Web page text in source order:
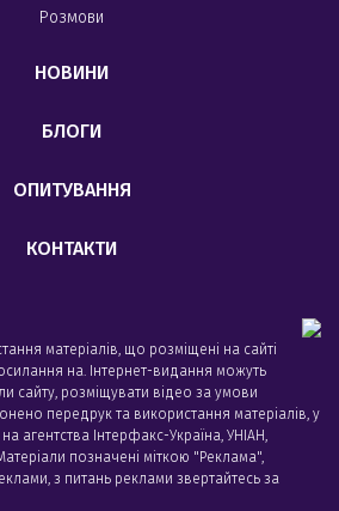
Розмови
НОВИНИ
БЛОГИ
ОПИТУВАННЯ
КОНТАКТИ
матеріалів, що розміщені на сайті
на. Інтернет-видання можуть
сайту, розміщувати відео за умови
передрук та використання матеріалів, у
агентства Iнтерфакс-Україна, УНIАН,
позначені міткою "Реклама",
з питань реклами звертайтесь за